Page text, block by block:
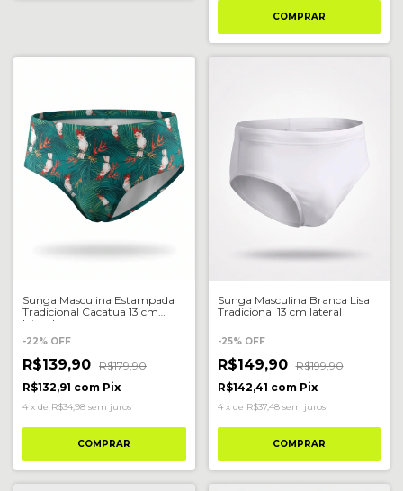
COMPRAR
Sunga Masculina Estampada
Tradicional Cacatua 13 cm
lateral
-22% OFF
R$139,90 R$179,90
R$132,91 com Pix
4 x de R$34,98 sem juros
COMPRAR
Sunga Masculina Branca Lisa
Tradicional 13 cm lateral
-25% OFF
R$149,90 R$199,90
R$142,41 com Pix
4 x de R$37,48 sem juros
COMPRAR